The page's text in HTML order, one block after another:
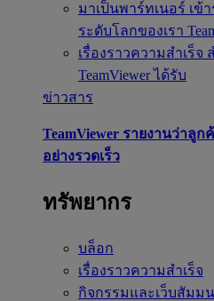
มาเป็นพาร์ทเนอร์ เข้
ระดับโลกของเรา
เรื่องราวความสำเร็จ
TeamViewer ได้รับ
ข่าวสาร
TeamViewer รายงานว่าลู
อย่างรวดเร็ว
ทรัพยากร
บล็อก
เรื่องราวความสำเร็จ
กิจกรรมและเว็บสัมม